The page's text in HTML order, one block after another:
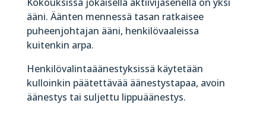
ääni. Äänten mennessä tasan ratkaisee
puheenjohtajan ääni, henkilövaaleissa
kuitenkin arpa.
Henkilövalintaäänestyksissä käytetään
kulloinkin päätettävää äänestystapaa, avoin
äänestys tai suljettu lippuäänestys.